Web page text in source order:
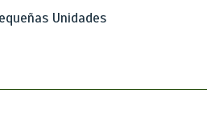
Unidades